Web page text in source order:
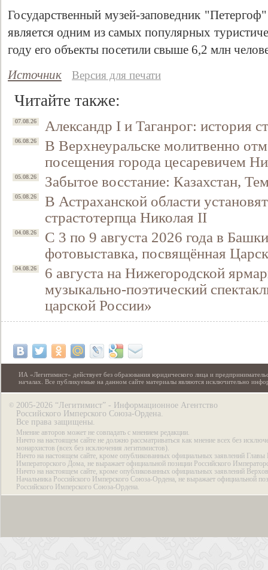
Государственный музей-заповедник
является одним из самых популярных
году его объекты посетили свыше 6,2 млн
Источник
Версия для печати
Читайте также:
07.08.26 Александр I и Таганрог: история
06.08.26
В Верхнеуральске молитвенно
посещения города цесаревичем
05.08.26 Забытое восстание: Казахстан,
05.08.26
В Астраханской области
страстотерпца Николая II
04.08.26
С 3 по 9 августа 2026 года в
фотовыставка, посвящённая
04.08.26
6 августа на Нижегородской
музыкально-поэтический
царской России»
ИА «Легитимист» действует без образования юридического лица и
началах. Все публикуемые на данном сайте материалы являются исключительно
© 2005-2026 “Легитимист” - Информационное Агентство
Российского Имперского Союза-Ордена.
Все права защищены.
Мнение авторов может не совпадать с мнением редакции.
Ничто на настоящем сайте не должно рассматриваться как мнение всех без
монархистов (всех без исключения легитимистов).
Ничто на настоящем сайте, кроме опубликованных официальных заявлений Главы
Императорского Дома, не выражает официальной позиции Российского
Ничто на настоящем сайте, кроме опубликованных официальных заявлений
Начальника Российского Имперского Союза-Ордена, не выражает официальной
Российского Имперского Союза-Ордена.